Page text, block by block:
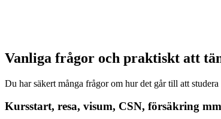
Vanliga frågor och praktiskt att
Du har säkert många frågor om hur det går till att
Kursstart, resa, visum, CSN, försäkring mm